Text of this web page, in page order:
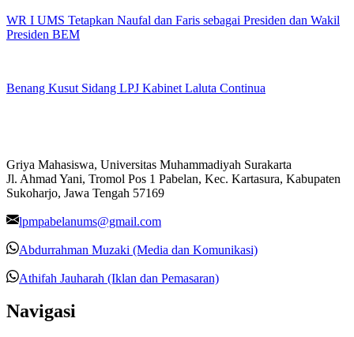
WR I UMS Tetapkan Naufal dan Faris sebagai Presiden dan Wakil
Presiden BEM
Benang Kusut Sidang LPJ Kabinet Laluta Continua
Griya Mahasiswa, Universitas Muhammadiyah Surakarta
Jl. Ahmad Yani, Tromol Pos 1 Pabelan, Kec. Kartasura, Kabupaten
Sukoharjo, Jawa Tengah 57169
lpmpabelanums@gmail.com
Abdurrahman Muzaki (Media dan Komunikasi)
Athifah Jauharah (Iklan dan Pemasaran)
Navigasi